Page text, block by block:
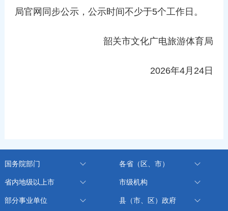
局官网同步公示，公示时间不少于5个工作日。
韶关市文化广电旅游体育局
2026年4月24日
国务院部门 各省（区、市）
省内地级以上市 市级机构
部分事业单位 县（市、区）政府